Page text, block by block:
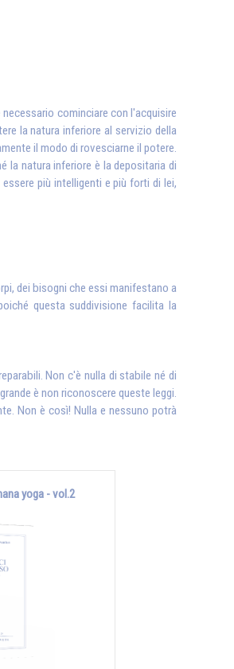
cominciare con l'acquisire
la natura inferiore al servizio della
il modo di rovesciarne il potere.
la natura inferiore è la depositaria di
più intelligenti e più forti di lei,
dei bisogni che essi manifestano a
questa suddivisione facilita la
Non c'è nulla di stabile né di
è non riconoscere queste leggi.
Non è così! Nulla e nessuno potrà
yoga - vol.2